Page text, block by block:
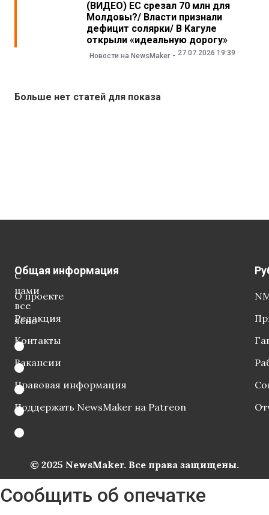
(ВИДЕО) ЕС срезал 70 млн для
Молдовы?/ Власти признали
дефицит солярки/ В Кагуле
открыли «идеальную дорогу»
Новости на NewsMaker 27.07.2026 19:39
Больше нет статей для показа
С
нами
все
ясно
Общая информация
О проекте
Редакция
Контакты
Вакансии
Правовая информация
Поддержать NewsMaker на Patreon
© 2025 NewsMaker. Все права защищены.
Сообщить об опечатке